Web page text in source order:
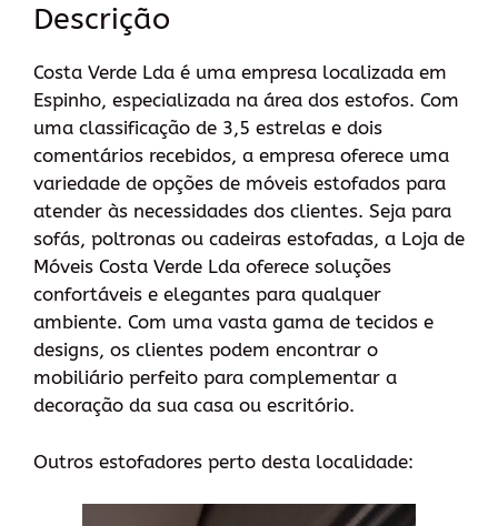
Descrição
Costa Verde Lda é uma empresa localizada em
Espinho, especializada na área dos estofos. Com
uma classificação de 3,5 estrelas e dois
comentários recebidos, a empresa oferece uma
variedade de opções de móveis estofados para
atender às necessidades dos clientes. Seja para
sofás, poltronas ou cadeiras estofadas, a Loja de
Móveis Costa Verde Lda oferece soluções
confortáveis e elegantes para qualquer
ambiente. Com uma vasta gama de tecidos e
designs, os clientes podem encontrar o
mobiliário perfeito para complementar a
decoração da sua casa ou escritório.
Outros estofadores perto desta localidade: